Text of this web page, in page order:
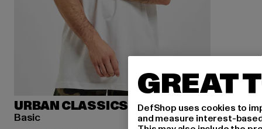
URBAN CLASSICS
Basic
GREAT
DefShop uses cookies to
and measure interest-